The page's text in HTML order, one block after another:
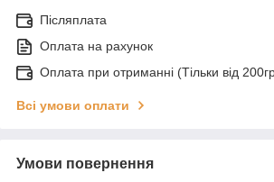
Післяплата
Оплата на рахунок
Оплата при отриманні (Тільки від
Всі умови оплати
Умови повернення